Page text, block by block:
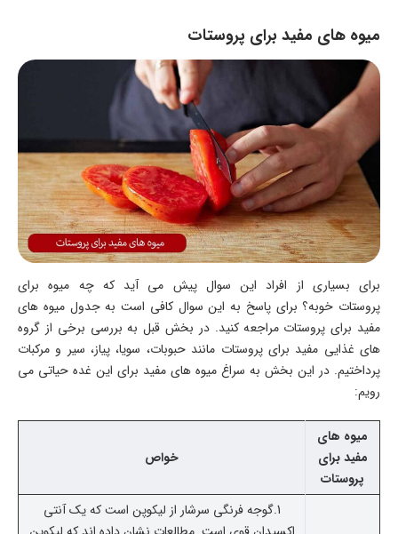
میوه های مفید برای پروستات
برای بسیاری از افراد این سوال پیش می آید که چه میوه برای
پروستات خوبه؟ برای پاسخ به این سوال کافی است به جدول میوه های
مفید برای پروستات مراجعه کنید. در بخش قبل به بررسی برخی از گروه
های غذایی مفید برای پروستات مانند حبوبات، سویا، پیاز، سیر و مرکبات
پرداختیم. در این بخش به سراغ میوه های مفید برای این غده حیاتی می
رویم:
میوه های
مفید برای
پروستات
خواص
1.گوجه فرنگی سرشار از لیکوپن است که یک آنتی